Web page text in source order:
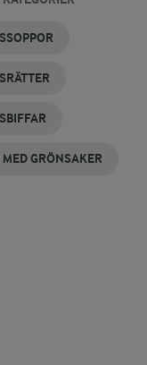
GRÖNSAKER